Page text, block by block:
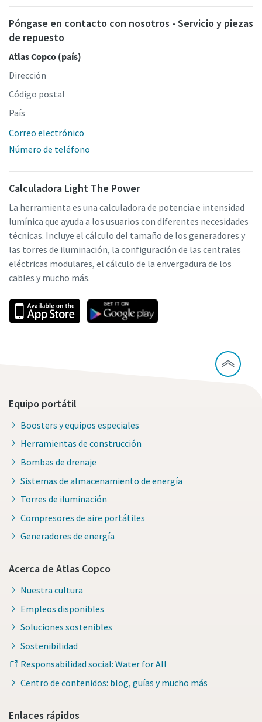
Póngase en contacto con nosotros - Servicio y piezas
de repuesto
Atlas Copco (país)
Dirección
Código postal
País
Correo electrónico
Número de teléfono
Calculadora Light The Power
La herramienta es una calculadora de potencia e intensidad
lumínica que ayuda a los usuarios con diferentes necesidades
técnicas. Incluye el cálculo del tamaño de los generadores y
las torres de iluminación, la configuración de las centrales
eléctricas modulares, el cálculo de la envergadura de los
cables y mucho más.
Equipo portátil
Boosters y equipos especiales
Herramientas de construcción
Bombas de drenaje
Sistemas de almacenamiento de energía
Torres de iluminación
Compresores de aire portátiles
Generadores de energía
Acerca de Atlas Copco
Nuestra cultura
Empleos disponibles
Soluciones sostenibles
Sostenibilidad
Responsabilidad social: Water for All
Centro de contenidos: blog, guías y mucho más
Enlaces rápidos